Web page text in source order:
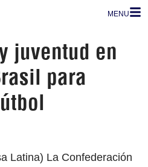
MENU
juventud en
para
Latina) La Confederación